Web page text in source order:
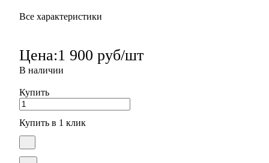
Все характеристики
Цена:1 900 руб/шт
В наличии
Купить
Купить в 1 клик